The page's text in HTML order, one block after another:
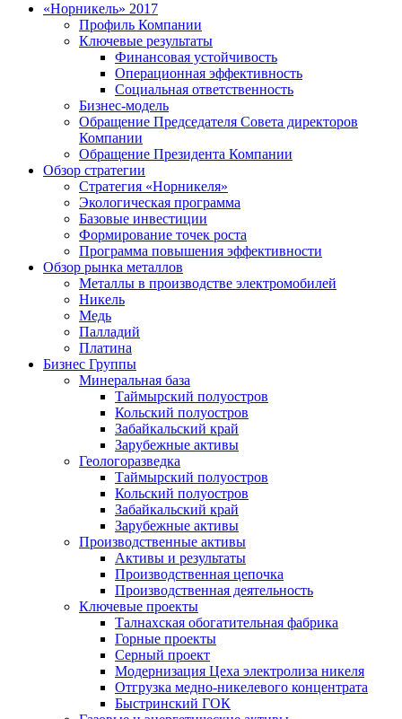
«Норникель» 2017
Профиль Компании
Ключевые результаты
Финансовая устойчивость
Операционная эффективность
Социальная ответственность
Бизнес-модель
Обращение Председателя Совета директоров
Компании
Обращение Президента Компании
Обзор стратегии
Стратегия «Норникеля»
Экологическая программа
Базовые инвестиции
Формирование точек роста
Программа повышения эффективности
Обзор рынка металлов
Металлы в производстве электромобилей
Никель
Медь
Палладий
Платина
Бизнес Группы
Минеральная база
Таймырский полуостров
Кольский полуостров
Забайкальский край
Зарубежные активы
Геологоразведка
Таймырский полуостров
Кольский полуостров
Забайкальский край
Зарубежные активы
Производственные активы
Активы и результаты
Производственная цепочка
Производственная деятельность
Ключевые проекты
Талнахская обогатительная фабрика
Горные проекты
Серный проект
Модернизация Цеха электролиза никеля
Отгрузка медно-никелевого концентрата
Быстринский ГОК